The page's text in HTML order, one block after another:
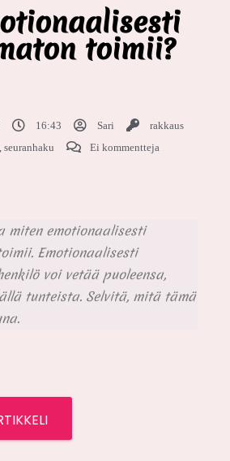
toimii?
16:43 Sari
rakkaus
seuranhaku Ei kommentteja
miten emotionaalisesti
Emotionaalisesti
voi vetää puoleensa,
tunteista. Selvitä, mitä tämä